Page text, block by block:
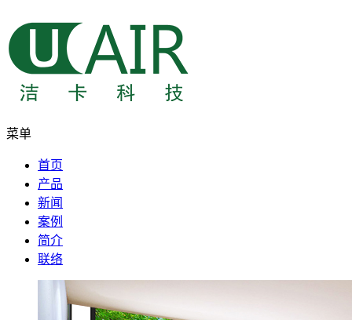
菜单
首页
产品
新闻
案例
简介
联络